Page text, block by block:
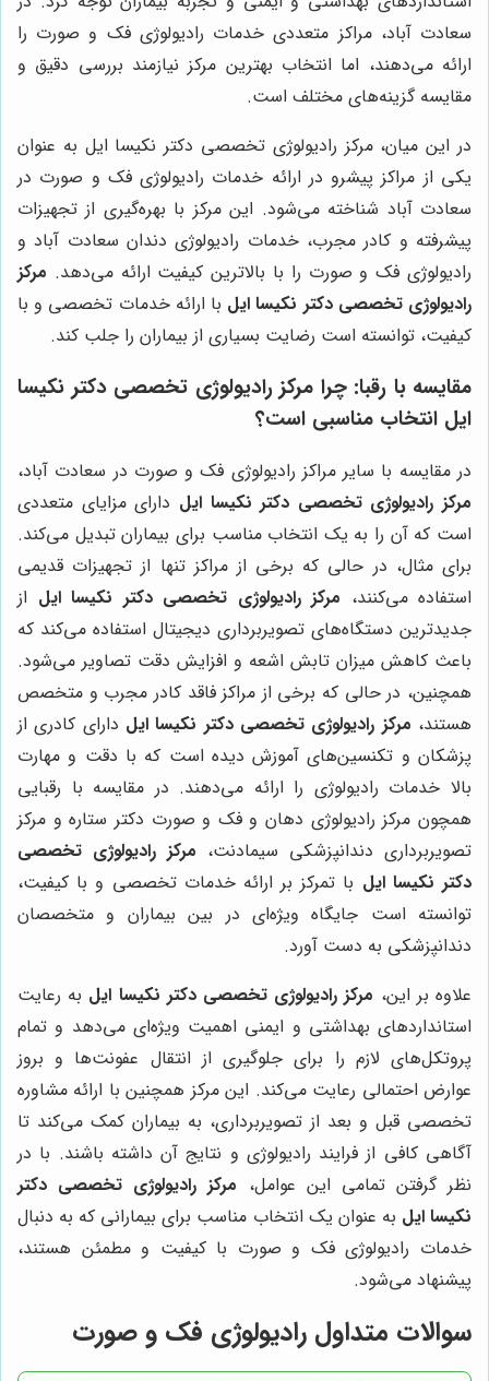
سعادت آباد، مراکز متعددی خدمات رادیولوژی فک و صورت را
ارائه می‌دهند، اما انتخاب بهترین مرکز نیازمند بررسی دقیق و
مقایسه گزینه‌های مختلف است.
در این میان، مرکز رادیولوژی تخصصی دکتر نکیسا ایل به عنوان
یکی از مراکز پیشرو در ارائه خدمات رادیولوژی فک و صورت در
سعادت آباد شناخته می‌شود. این مرکز با بهره‌گیری از تجهیزات
پیشرفته و کادر مجرب، خدمات رادیولوژی دندان سعادت آباد و
رادیولوژی فک و صورت را با بالاترین کیفیت ارائه می‌دهد. مرکز
رادیولوژی تخصصی دکتر نکیسا ایل با ارائه خدمات تخصصی و با
کیفیت، توانسته است رضایت بسیاری از بیماران را جلب کند.
مقایسه با رقبا: چرا مرکز رادیولوژی تخصصی دکتر نکیسا
ایل انتخاب مناسبی است؟
در مقایسه با سایر مراکز رادیولوژی فک و صورت در سعادت آباد،
مرکز رادیولوژی تخصصی دکتر نکیسا ایل دارای مزایای متعددی
است که آن را به یک انتخاب مناسب برای بیماران تبدیل می‌کند.
برای مثال، در حالی که برخی از مراکز تنها از تجهیزات قدیمی
استفاده می‌کنند، مرکز رادیولوژی تخصصی دکتر نکیسا ایل از
جدیدترین دستگاه‌های تصویربرداری دیجیتال استفاده می‌کند که
باعث کاهش میزان تابش اشعه و افزایش دقت تصاویر می‌شود.
همچنین، در حالی که برخی از مراکز فاقد کادر مجرب و متخصص
هستند، مرکز رادیولوژی تخصصی دکتر نکیسا ایل دارای کادری از
پزشکان و تکنسین‌های آموزش دیده است که با دقت و مهارت
بالا خدمات رادیولوژی را ارائه می‌دهند. در مقایسه با رقبایی
همچون مرکز رادیولوژی دهان و فک و صورت دکتر ستاره و مرکز
تصویربرداری دندانپزشکی سیمادنت، مرکز رادیولوژی تخصصی
دکتر نکیسا ایل با تمرکز بر ارائه خدمات تخصصی و با کیفیت،
توانسته است جایگاه ویژه‌ای در بین بیماران و متخصصان
دندانپزشکی به دست آورد.
علاوه بر این، مرکز رادیولوژی تخصصی دکتر نکیسا ایل به رعایت
استانداردهای بهداشتی و ایمنی اهمیت ویژه‌ای می‌دهد و تمام
پروتکل‌های لازم را برای جلوگیری از انتقال عفونت‌ها و بروز
عوارض احتمالی رعایت می‌کند. این مرکز همچنین با ارائه مشاوره
تخصصی قبل و بعد از تصویربرداری، به بیماران کمک می‌کند تا
آگاهی کافی از فرایند رادیولوژی و نتایج آن داشته باشند. با در
نظر گرفتن تمامی این عوامل، مرکز رادیولوژی تخصصی دکتر
نکیسا ایل به عنوان یک انتخاب مناسب برای بیمارانی که به دنبال
خدمات رادیولوژی فک و صورت با کیفیت و مطمئن هستند،
پیشنهاد می‌شود.
سوالات متداول رادیولوژی فک و صورت